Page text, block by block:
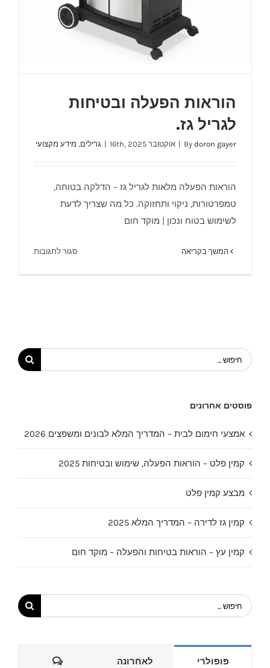
הוראות הפעלה ובטיחות לגריל גז.
הוראות הפעלה ובטיחות
לגריל גז.
By doron gayer
| אוקטובר 16th, 2025 | גרילים, מידע מקצועי
הוראות הפעלה מלאות לגריל גז – הדלקה בטוחה,
טמפרטורות, ניקוי ותחזוקה. כל מה שצריך לדעת
לשימוש בטוח ונכון | מוקד חום
המשך בקריאה סגור לתגובותעל
חיפוש...
פוסטים אחרונים
אמצעי חימום לבית – המדריך המלא לבונים ומשפצים 2026
קמין פלט – הוראות הפעלה, שימוש ובטיחות 2025
מבצע קמין פלט
קמין גז לדירה – המדריך המלא 2025
קמין עץ – הוראות בטיחות והפעלה – מוקד חום
חיפוש...
פופולרי לאחרונה הערות